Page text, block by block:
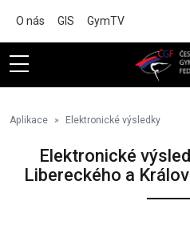
O nás GIS GymTV
Aplikace Elektronické výsledky
Elektronické
Libereckého a